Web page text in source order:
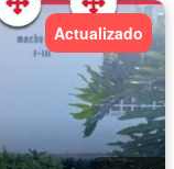
Actualizado